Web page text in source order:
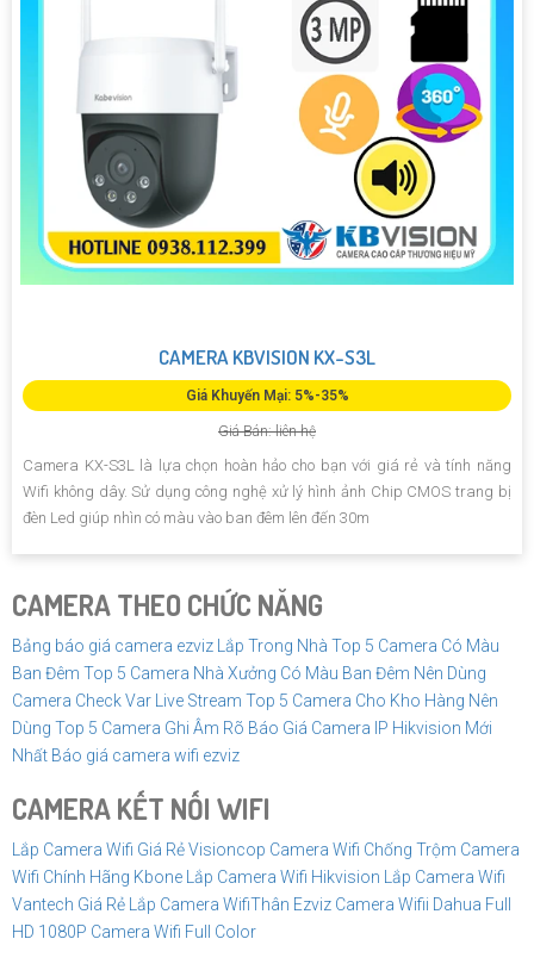
CAMERA KBVISION KX-S3L
Giá Khuyến Mại: 5%-35%
Giá Bán: liên hệ
Camera KX-S3L là lựa chọn hoàn hảo cho bạn với giá rẻ và tính năng
Wifi không dây. Sử dụng công nghệ xử lý hình ảnh Chip CMOS trang bị
đèn Led giúp nhìn có màu vào ban đêm lên đến 30m
CAMERA THEO CHỨC NĂNG
Bảng báo giá camera ezviz Lắp Trong Nhà Top 5 Camera Có Màu
Ban Đêm Top 5 Camera Nhà Xưởng Có Màu Ban Đêm Nên Dùng
Camera Check Var Live Stream Top 5 Camera Cho Kho Hàng Nên
Dùng Top 5 Camera Ghi Âm Rõ Báo Giá Camera IP Hikvision Mới
Nhất Báo giá camera wifi ezviz
CAMERA KẾT NỐI WIFI
Lắp Camera Wifi Giá Rẻ Visioncop Camera Wifi Chống Trộm Camera
Wifi Chính Hãng Kbone
Lắp Camera Wifi Hikvision
Lắp Camera Wifi
Vantech Giá Rẻ
Lắp Camera WifiThân Ezviz Camera Wifii Dahua Full
HD 1080P Camera Wifi Full Color